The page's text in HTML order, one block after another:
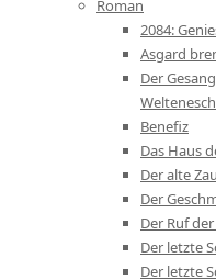
Roman
2084:
Asgard
Der
Benefiz
Das Haus
Der alte
Der
Der Ruf
Der letzte
Der letzte